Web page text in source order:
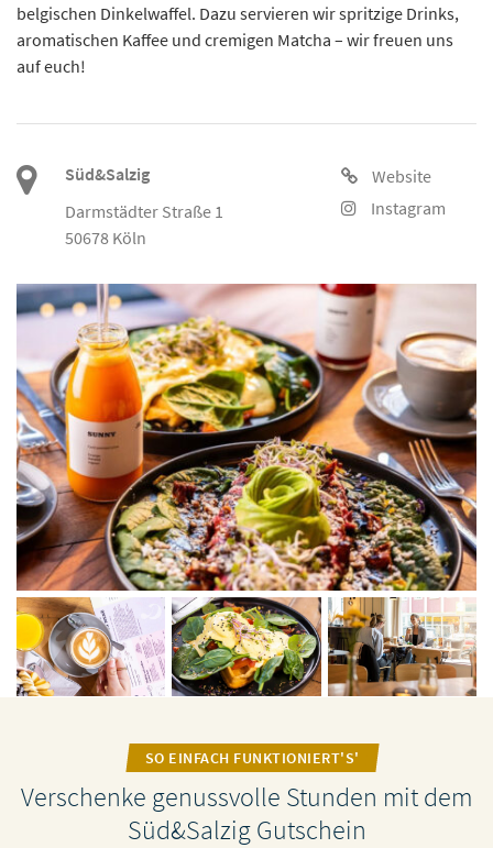
belgischen Dinkelwaffel. Dazu servieren wir spritzige Drinks,
aromatischen Kaffee und cremigen Matcha – wir freuen uns
auf euch!
Süd&Salzig
Darmstädter Straße 1
50678 Köln
Website
Instagram
SO EINFACH FUNKTIONIERT'S'
Verschenke genussvolle Stunden mit dem
Süd&Salzig Gutschein